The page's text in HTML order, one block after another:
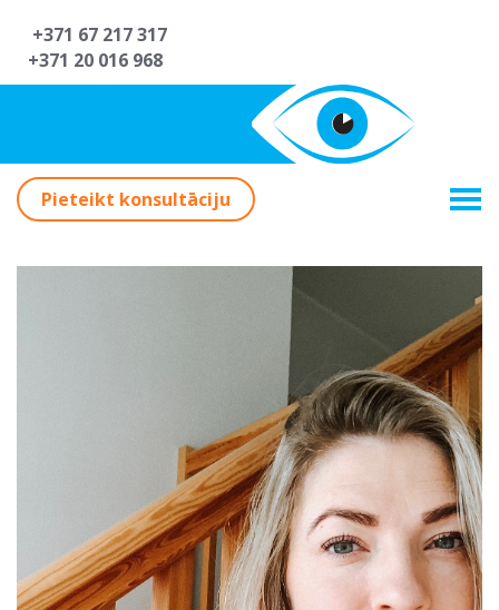
+371 67 217 317
+371 20 016 968
Pieteikt konsultāciju